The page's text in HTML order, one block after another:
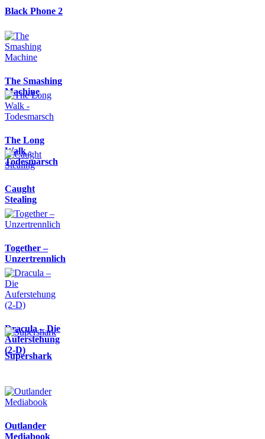
Black Phone 2
The Smashing
Machine
The Long
Walk -
Todesmarsch
Caught
Stealing
Together –
Unzertrennlich
Dracula – Die
Auferstehung
(2-D)
Supershark
Outlander
Mediabook